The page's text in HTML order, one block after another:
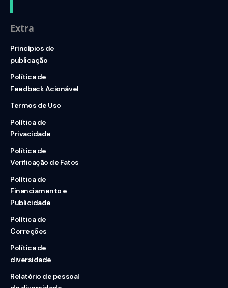
Extra
Princípios de
publicação
Política de
Feedback Acionável
Termos de Uso
Política de
Privacidade
Política de
Verificação de Fatos
Política de
Financiamento e
Publicidade
Política de
Correções
Política de
diversidade
Relatório de pessoal